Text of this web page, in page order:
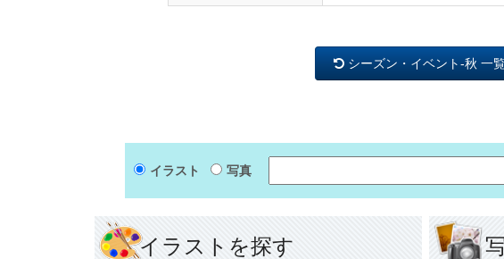
シーズン・イベント-秋 一
イラスト 写真
イラストを探す